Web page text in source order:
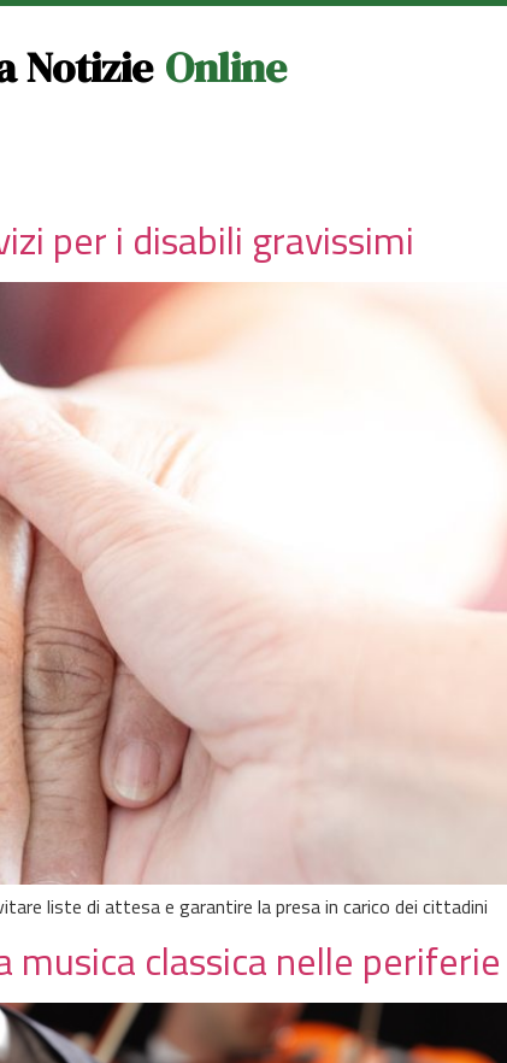
Notizie Online
per i disabili gravissimi
liste di attesa e garantire la presa in carico dei cittadini
musica classica nelle periferie